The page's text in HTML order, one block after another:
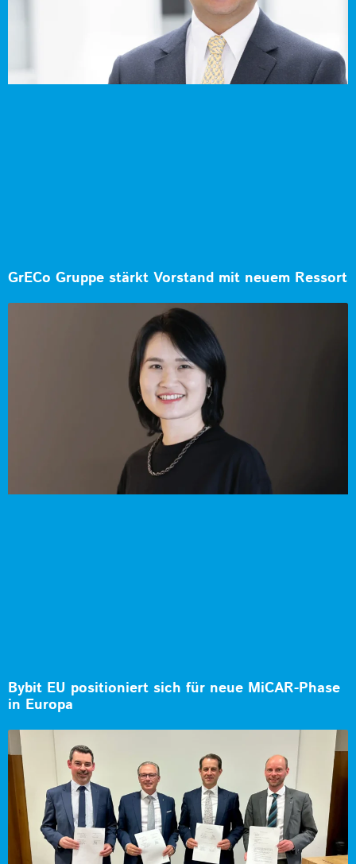
GrECo Gruppe stärkt Vorstand mit neuem Ressort
Bybit EU positioniert sich für neue MiCAR-Phase
in Europa